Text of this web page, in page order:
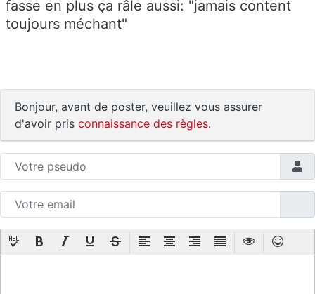
fasse en plus ça râle aussi: "jamais content
toujours méchant"
Bonjour, avant de poster, veuillez vous assurer
d'avoir pris connaissance des règles.